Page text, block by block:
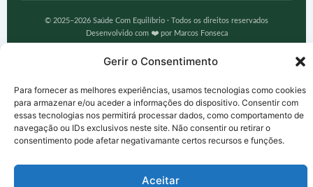
Gerir o Consentimento
Para fornecer as melhores experiências, usamos tecnologias como cookies
para armazenar e/ou aceder a informações do dispositivo. Consentir com
essas tecnologias nos permitirá processar dados, como comportamento de
navegação ou IDs exclusivos neste site. Não consentir ou retirar o
consentimento pode afetar negativamante certos recursos e funções.
Aceitar
© 2025–2026 Saúde Com Equilíbrio · Todos os direitos reservados
Desenvolvido com ❤️ por Marcos Fonseca